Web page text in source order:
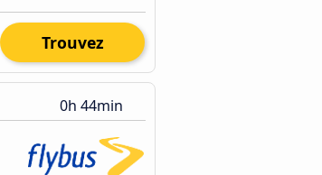
Trouvez
0h 44min